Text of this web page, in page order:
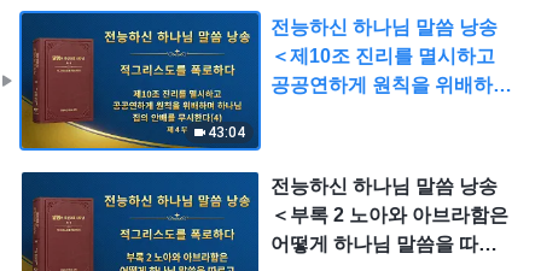
43:04
전능하신 하나님 말씀 낭송
＜제10조 진리를 멸시하고
공공연하게 원칙을 위배하며
전능하신 하나님 말씀 낭송
＜부록 2 노아와 아브라함은
어떻게 하나님 말씀을 따르